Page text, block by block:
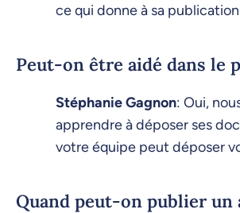
ce qui donne à sa
Peut-on être aidé dans le
Stéphanie Gagnon: Oui,
apprendre à déposer ses
votre équipe peut déposer
Quand peut-on publier un